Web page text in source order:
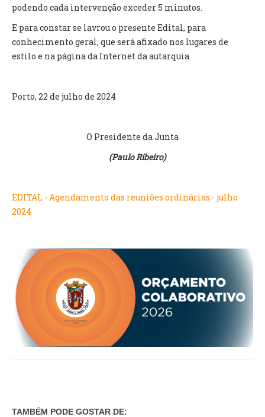
O GABINETE
APOIO AOS DESEMPREGADOS
APOIO ÀS EMPRESAS
podendo cada intervenção exceder 5 minutos.
E para constar se lavrou o presente Edital, para
conhecimento geral, que será afixado nos lugares de
estilo e na página da Internet da autarquia.
Porto, 22 de julho de 2024
O Presidente da Junta
(Paulo Ribeiro)
EDITAL - Agendamento das reuniões ordinárias - julho
2024
TAMBÉM PODE GOSTAR DE: